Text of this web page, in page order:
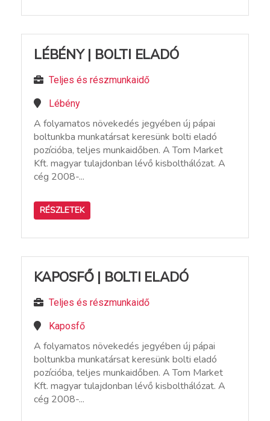
LÉBÉNY | BOLTI ELADÓ
Teljes és részmunkaidő
Lébény
A folyamatos növekedés jegyében új pápai
boltunkba munkatársat keresünk bolti eladó
pozícióba, teljes munkaidőben. A Tom Market
Kft. magyar tulajdonban lévő kisbolthálózat. A
cég 2008-...
RÉSZLETEK
KAPOSFŐ | BOLTI ELADÓ
Teljes és részmunkaidő
Kaposfő
A folyamatos növekedés jegyében új pápai
boltunkba munkatársat keresünk bolti eladó
pozícióba, teljes munkaidőben. A Tom Market
Kft. magyar tulajdonban lévő kisbolthálózat. A
cég 2008-...